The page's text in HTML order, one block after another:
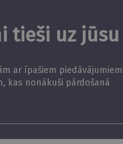
tieši uz
ar īpašiem piedāvājumiem
kas nonākuši pārdošanā